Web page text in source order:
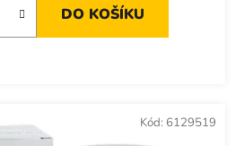
DO KOŠÍKU
Kód: 6129519